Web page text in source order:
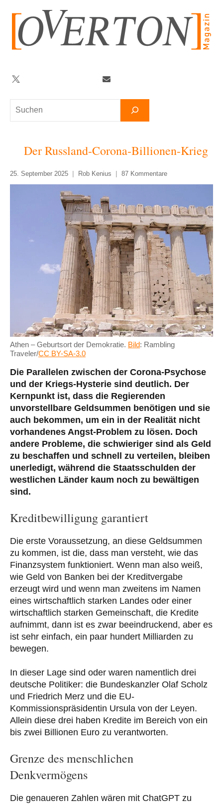
springen
Suchen
Twitter
Der Russland-Corona-Billionen-Krieg
25. September 2025 Rob Kenius 87 Kommentare
Athen – Geburtsort der Demokratie. Bild: Rambling
Traveler/CC BY-SA-3.0
Die Parallelen zwischen der Corona-Psychose
und der Kriegs-Hysterie sind deutlich. Der
Kernpunkt ist, dass die Regierenden
unvorstellbare Geldsummen benötigen und sie
auch bekommen, um ein in der Realität nicht
vorhandenes Angst-Problem zu lösen. Doch
andere Probleme, die schwieriger sind als Geld
zu beschaffen und schnell zu verteilen, bleiben
unerledigt, während die Staatsschulden der
westlichen Länder kaum noch zu bewältigen
sind.
Kreditbewilligung garantiert
Die erste Voraussetzung, an diese Geldsummen
zu kommen, ist die, dass man versteht, wie das
Finanzsystem funktioniert. Wenn man also weiß,
wie Geld von Banken bei der Kreditvergabe
erzeugt wird und wenn man zweitens im Namen
eines wirtschaftlich starken Landes oder einer
wirtschaftlich starken Gemeinschaft, die Kredite
aufnimmt, dann ist es zwar beeindruckend, aber es
ist sehr einfach, ein paar hundert Milliarden zu
bewegen.
In dieser Lage sind oder waren namentlich drei
deutsche Politiker: die Bundeskanzler Olaf Scholz
und Friedrich Merz und die EU-
Kommissionspräsidentin Ursula von der Leyen.
Allein diese drei haben Kredite im Bereich von ein
bis zwei Billionen Euro zu verantworten.
Grenze des menschlichen
Denkvermögens
Die genaueren Zahlen wären mit ChatGPT zu